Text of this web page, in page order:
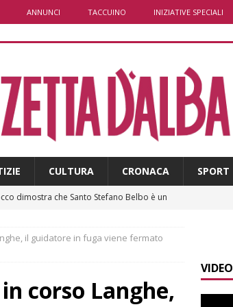
ANNUNCI TACCUINO INIZIATIVE SPECIALI
CULTURA CRONACA SPORT
dimostra che Santo Stefano Belbo è un
10 agosto parte l’allestimento
ALTRE
tornano le “Notti del vino”
ALBA
il guidatore in fuga viene fermato
corso Langhe,
VIDEO